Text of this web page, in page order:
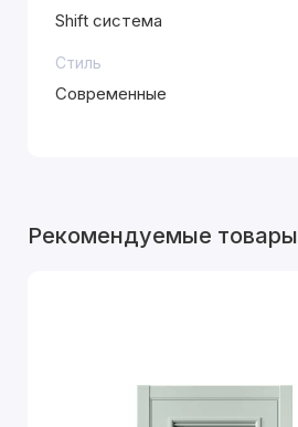
Shift система
Стиль
Современные
Рекомендуемые товары